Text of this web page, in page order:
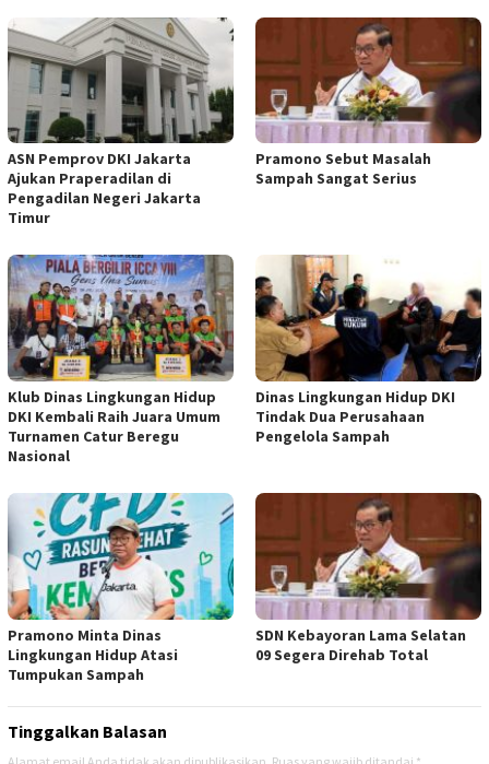
ASN Pemprov DKI Jakarta
Ajukan Praperadilan di
Pengadilan Negeri Jakarta
Timur
Pramono Sebut Masalah
Sampah Sangat Serius
Klub Dinas Lingkungan Hidup
DKI Kembali Raih Juara Umum
Turnamen Catur Beregu
Nasional
Dinas Lingkungan Hidup DKI
Tindak Dua Perusahaan
Pengelola Sampah
Pramono Minta Dinas
Lingkungan Hidup Atasi
Tumpukan Sampah
SDN Kebayoran Lama Selatan
09 Segera Direhab Total
Tinggalkan Balasan